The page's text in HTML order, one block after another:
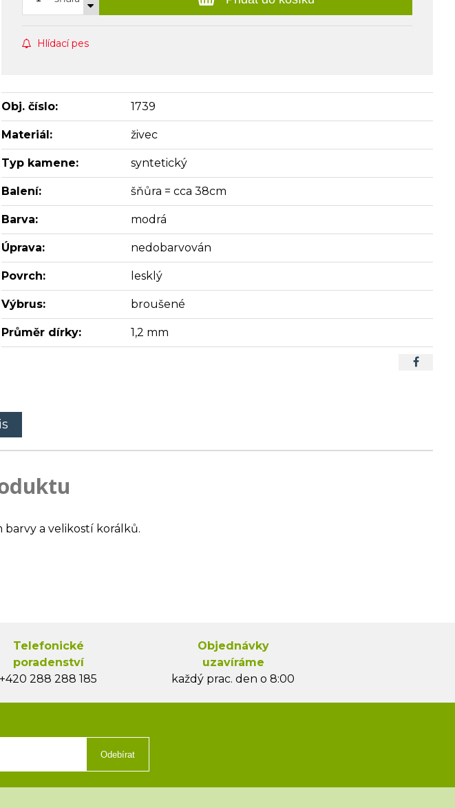
Hlídací pes
Obj. číslo: 1739
Materiál: živec
Typ kamene: syntetický
Balení: šňůra = cca 38cm
Barva: modrá
Úprava: nedobarvován
Povrch: lesklý
Výbrus: broušené
Průměr dírky: 1,2 mm
barvy a velikostí korálků.
Telefonické
poradenství
+420 288 288 185
Objednávky
uzavíráme
každý prac. den o 8:00
Odebírat